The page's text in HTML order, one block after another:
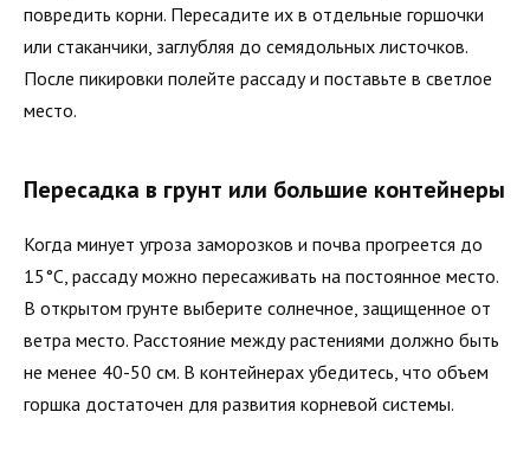
повредить корни. Пересадите их в отдельные горшочки
или стаканчики, заглубляя до семядольных листочков.
После пикировки полейте рассаду и поставьте в светлое
место.
Пересадка в грунт или большие контейнеры
Когда минует угроза заморозков и почва прогреется до
15°C, рассаду можно пересаживать на постоянное место.
В открытом грунте выберите солнечное, защищенное от
ветра место. Расстояние между растениями должно быть
не менее 40-50 см. В контейнерах убедитесь, что объем
горшка достаточен для развития корневой системы.